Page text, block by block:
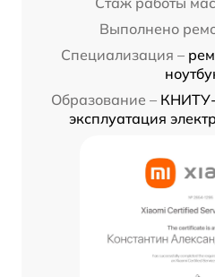
Выполнено
Специализация –
Образование – КНИТУ-
эксплуатация